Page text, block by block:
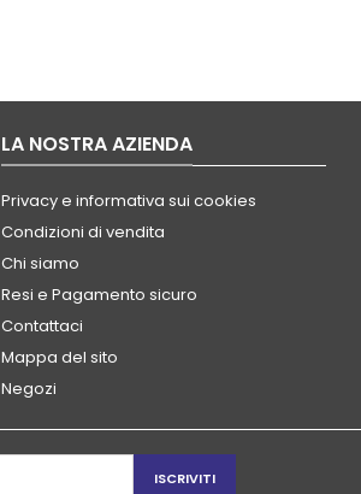
LA NOSTRA AZIENDA
Privacy e informativa sui cookies
Condizioni di vendita
Chi siamo
Resi e Pagamento sicuro
Contattaci
Mappa del sito
Negozi